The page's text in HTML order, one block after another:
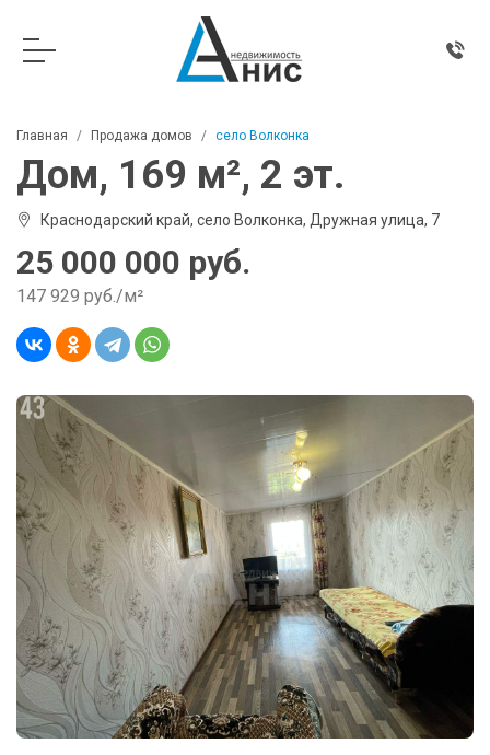
Главная Продажа домов село Волконка
Дом, 169 м², 2 эт.
Краснодарский край, село Волконка, Дружная улица, 7
25 000 000 руб.
147 929 руб./м²